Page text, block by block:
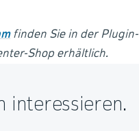
finden Sie in der Plugin-
Shop erhältlich.
interessieren.